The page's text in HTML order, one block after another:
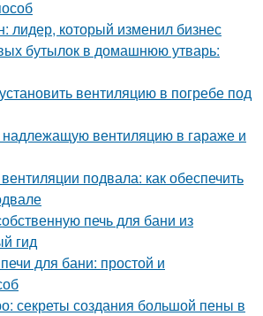
лидер, который изменил бизнес
бутылок в домашнюю утварь:
вентиляцию в погребе под
надлежащую вентиляцию в гараже и
подвала: как обеспечить
печь для бани из
гид
для бани: простой и
секреты создания большой пены в